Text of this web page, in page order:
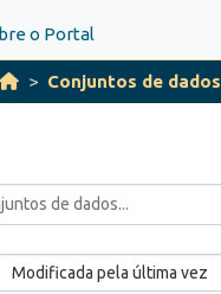
o Portal
Conjuntos de dados